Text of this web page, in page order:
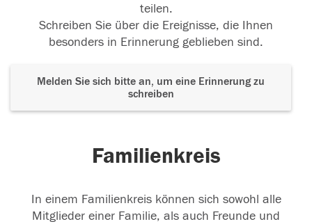
teilen.
Schreiben Sie über die Ereignisse, die Ihnen
besonders in Erinnerung geblieben sind.
Melden Sie sich bitte an, um eine Erinnerung zu
schreiben
Familienkreis
In einem Familienkreis können sich sowohl alle
Mitglieder einer Familie, als auch Freunde und